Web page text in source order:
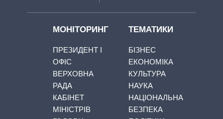
МОНІТОРИНГ
ПРЕЗИДЕНТ І
ОФІС
ВЕРХОВНА
РАДА
КАБІНЕТ
МІНІСТРІВ
ТЕМАТИКИ
БІЗНЕС
ЕКОНОМІКА
КУЛЬТУРА
НАУКА
НАЦІОНАЛЬНА
БЕЗПЕКА